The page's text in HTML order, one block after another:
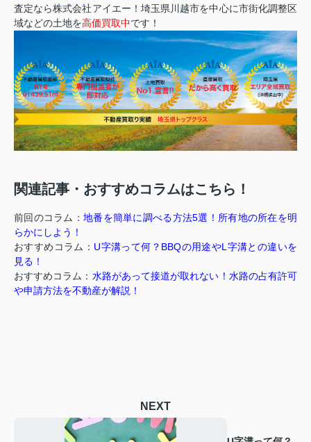
査定なら株式会社アイエー！埼玉県川越市を中心に市街化調整区
域などの土地を高価買取中です！
関連記事・おすすめコラムはこちら！
前回のコラム： 地番を簡単に調べる方法5選！所有地の所在を明
らかにしよう！
おすすめコラム： U字溝って何？BBQの用途やL字溝との違いを
見る！
おすすめコラム： 水路があって接道が取れない！水路の占有許可
や申請方法を不動産が解説！
NEXT